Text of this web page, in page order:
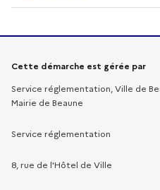
Informations
Cette démarche est gérée par
Service réglementation, Ville de
Mairie de Beaune
Service réglementation
8, rue de l'Hôtel de Ville